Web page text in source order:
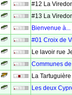
#12 La
#13 La
Bienvenue
#01 Croix de
Le lavoir rue
Communes
La Tartuguière
Les deux